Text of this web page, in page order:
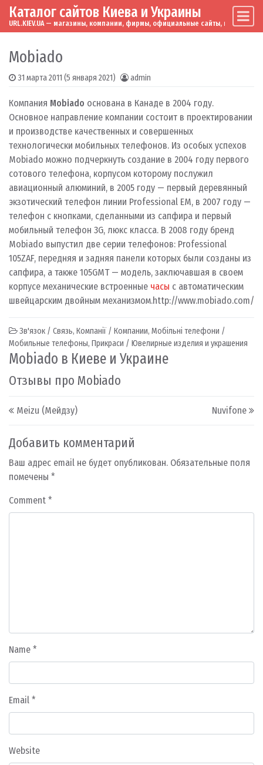
Skip to content
Main Navigation
Каталог сайтов Киева и Украины
URL.KIEV.UA — магазины, компании, фирмы, официальные сайты, мировые
Mobiado
31 марта 2011 (5 января 2021) admin
Компания Mobiado основана в Канаде в 2004 году.
Основное направление компании состоит в проектировании
и производстве качественных и совершенных
технологически мобильных телефонов. Из особых успехов
Mobiado можно подчеркнуть создание в 2004 году первого
сотового телефона, корпусом которому послужил
авиационный алюминий, в 2005 году — первый деревянный
экзотический телефон линии Professional EM, в 2007 году —
телефон с кнопками, сделанными из сапфира и первый
мобильный телефон 3G, люкс класса. В 2008 году бренд
Mobiado выпустил две серии телефонов: Professional
105ZAF, передняя и задняя панели которых были созданы из
сапфира, а также 105GMT — модель, заключавшая в своем
корпусе механические встроенные часы с автоматическим
швейцарским двойным механизмом.http://www.mobiado.com/
Зв'язок / Связь, Компанії / Компании, Мобільні телефони /
Мобильные телефоны, Прикраси / Ювелирные изделия и украшения
Mobiado в Киеве и Украине
Отзывы про Mobiado
Post navigation
Meizu (Мейдзу) Nuvifone
Добавить комментарий
Ваш адрес email не будет опубликован. Обязательные поля
помечены *
Comment *
Name *
Email *
Website